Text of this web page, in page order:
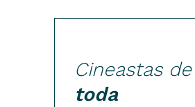
Cineastas de
toda